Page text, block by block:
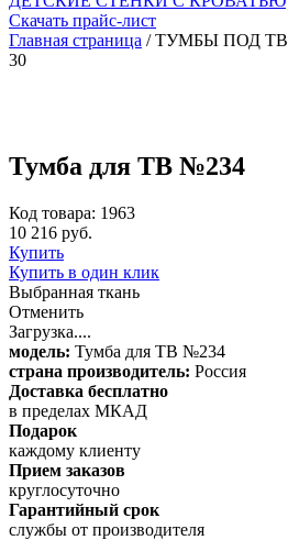
Скачать прайс-лист
Главная страница / ТУМБЫ ПОД ТВ
30
Тумба для ТВ №234
Код товара: 1963
10 216 руб.
Купить
Купить в один клик
Выбранная ткань
Отменить
Загрузка....
модель: Тумба для ТВ №234
страна производитель: Россия
Доставка бесплатно
в пределах МКАД
Подарок
каждому клиенту
Прием заказов
круглосуточно
Гарантийный срок
службы от производителя